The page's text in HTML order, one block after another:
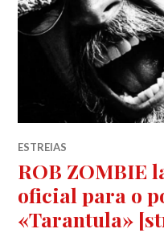
ESTREIAS
ROB ZOMBIE
oficial para o
«Tarantula»